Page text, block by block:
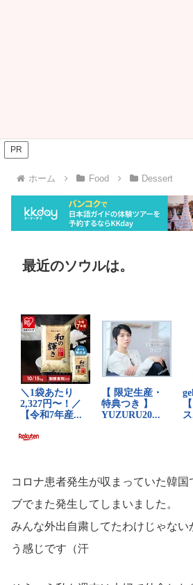
PR
ホーム Food Dessert
最近のソウルは。
コロナ患者発生が収まっていた韓国
ブでまた発生してしまいました。
みんな外出自粛してたわけじゃない
う感じです（汗